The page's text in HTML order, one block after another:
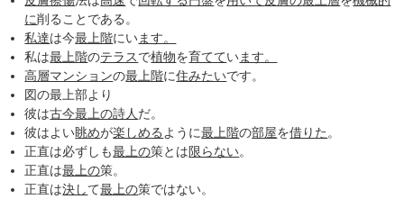
に削ることである。
私達は今最上階にいます。
私は最上階のテラスで植物を育てています。
高層マンションの最上階に住みたいです。
図の最上部より
彼は古今最上の詩人 だ。
彼はよい眺めが楽しめる ように最上階の部屋を借りた 。
正直は必ずしも最上の策とは限らない。
正直は最上の策。
正直は決して最上の策ではない。